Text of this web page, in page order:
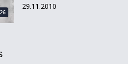
29.11.2010